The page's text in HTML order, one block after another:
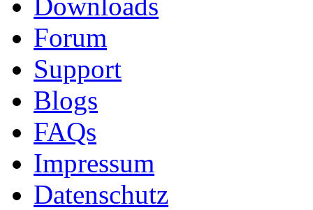
Forum
Support
Blogs
FAQs
Impressum
Datenschutz